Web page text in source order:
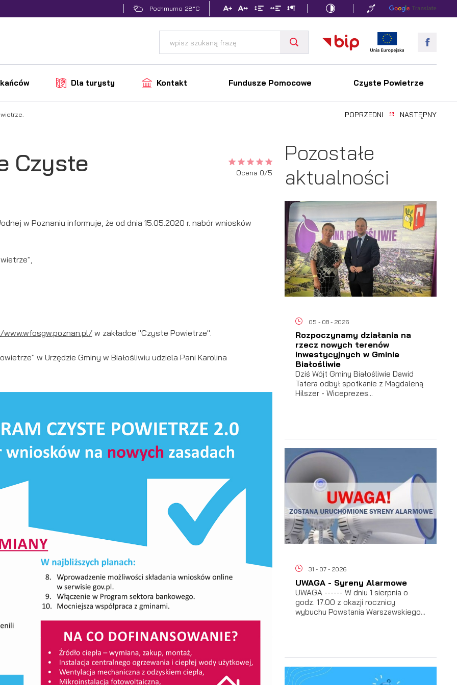
Pochmurno 28°C
Dla turysty Kontakt Fundusze Pomocowe Czyste Powietrze
POPRZEDNI NASTĘPNY
Czyste Ocena 0/5
w Poznaniu informuje, że od dnia 15.05.2020 r. nabór wniosków
w zakładce "Czyste Powietrze".
w Urzędzie Gminy w Białośliwiu udziela Pani Karolina
Pozostałe
aktualności
05 - 08 - 2026
Rozpoczynamy działania na
rzecz nowych terenów
inwestycyjnych w Gminie
Białośliwie
Dziś Wójt Gminy Białośliwie Dawid
Tatera odbył spotkanie z Magdaleną
Hilszer - Wiceprezes...
31 - 07 - 2026
UWAGA - Syreny Alarmowe
UWAGA ------ W dniu 1 sierpnia o
godz. 17.00 z okazji rocznicy
wybuchu Powstania Warszawskiego...